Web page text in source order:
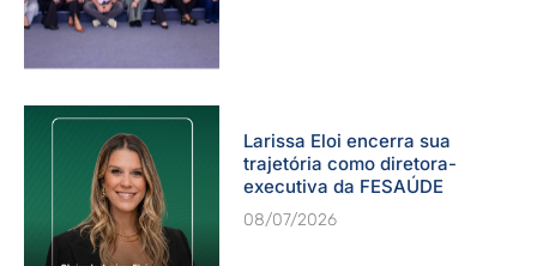
Larissa Eloi encerra sua
trajetória como diretora-
executiva da FESAÚDE
08/07/2026